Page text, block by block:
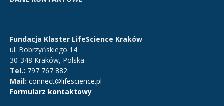
Fundacja Klaster LifeScience Kraków
ul. Bobrzyńskiego 14
30-348 Kraków, Polska
Tel.: 797 767 882
Mail: connect@lifescience.pl
Formularz kontaktowy